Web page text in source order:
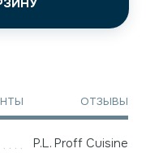
ОТЗЫВЫ
P.L. Proff Cuisine